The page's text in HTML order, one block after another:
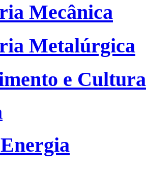
Mecânica
Metalúrgica
e Cultura